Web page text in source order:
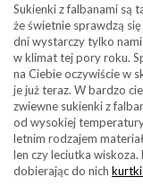
Sukienki z falbanami są
że świetnie sprawdzą
dni wystarczy tylko
w klimat tej pory roku.
na Ciebie oczywiście w
je już teraz. W bardzo
zwiewne sukienki z
od wysokiej
letnim rodzajem
len czy leciutka
dobierając do nich kurtki